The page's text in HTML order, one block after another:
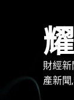
財經新
產新聞